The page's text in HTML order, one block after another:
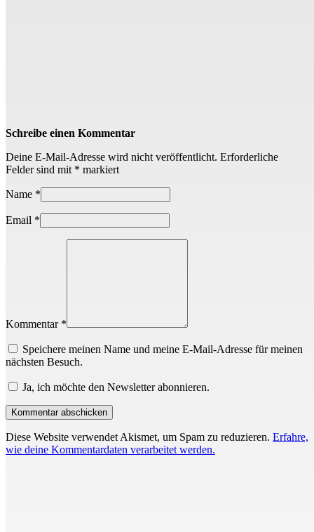
Schreibe einen Kommentar
Deine E-Mail-Adresse wird nicht veröffentlicht. Erforderliche
Felder sind mit * markiert
Name *
Email *
Kommentar *
Speichere meinen Name und meine E-Mail-Adresse für meinen
nächsten Besuch.
Ja, ich möchte den Newsletter abonnieren.
Diese Website verwendet Akismet, um Spam zu reduzieren. Erfahre,
wie deine Kommentardaten verarbeitet werden.